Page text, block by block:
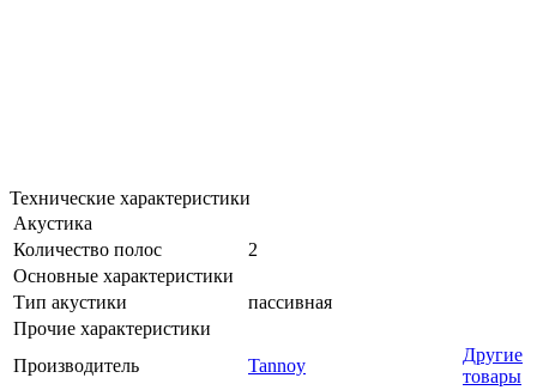
Технические характеристики
Акустика
Количество полос
2
Основные характеристики
Тип акустики
пассивная
Прочие характеристики
Производитель
Tannoy
Другие
товары